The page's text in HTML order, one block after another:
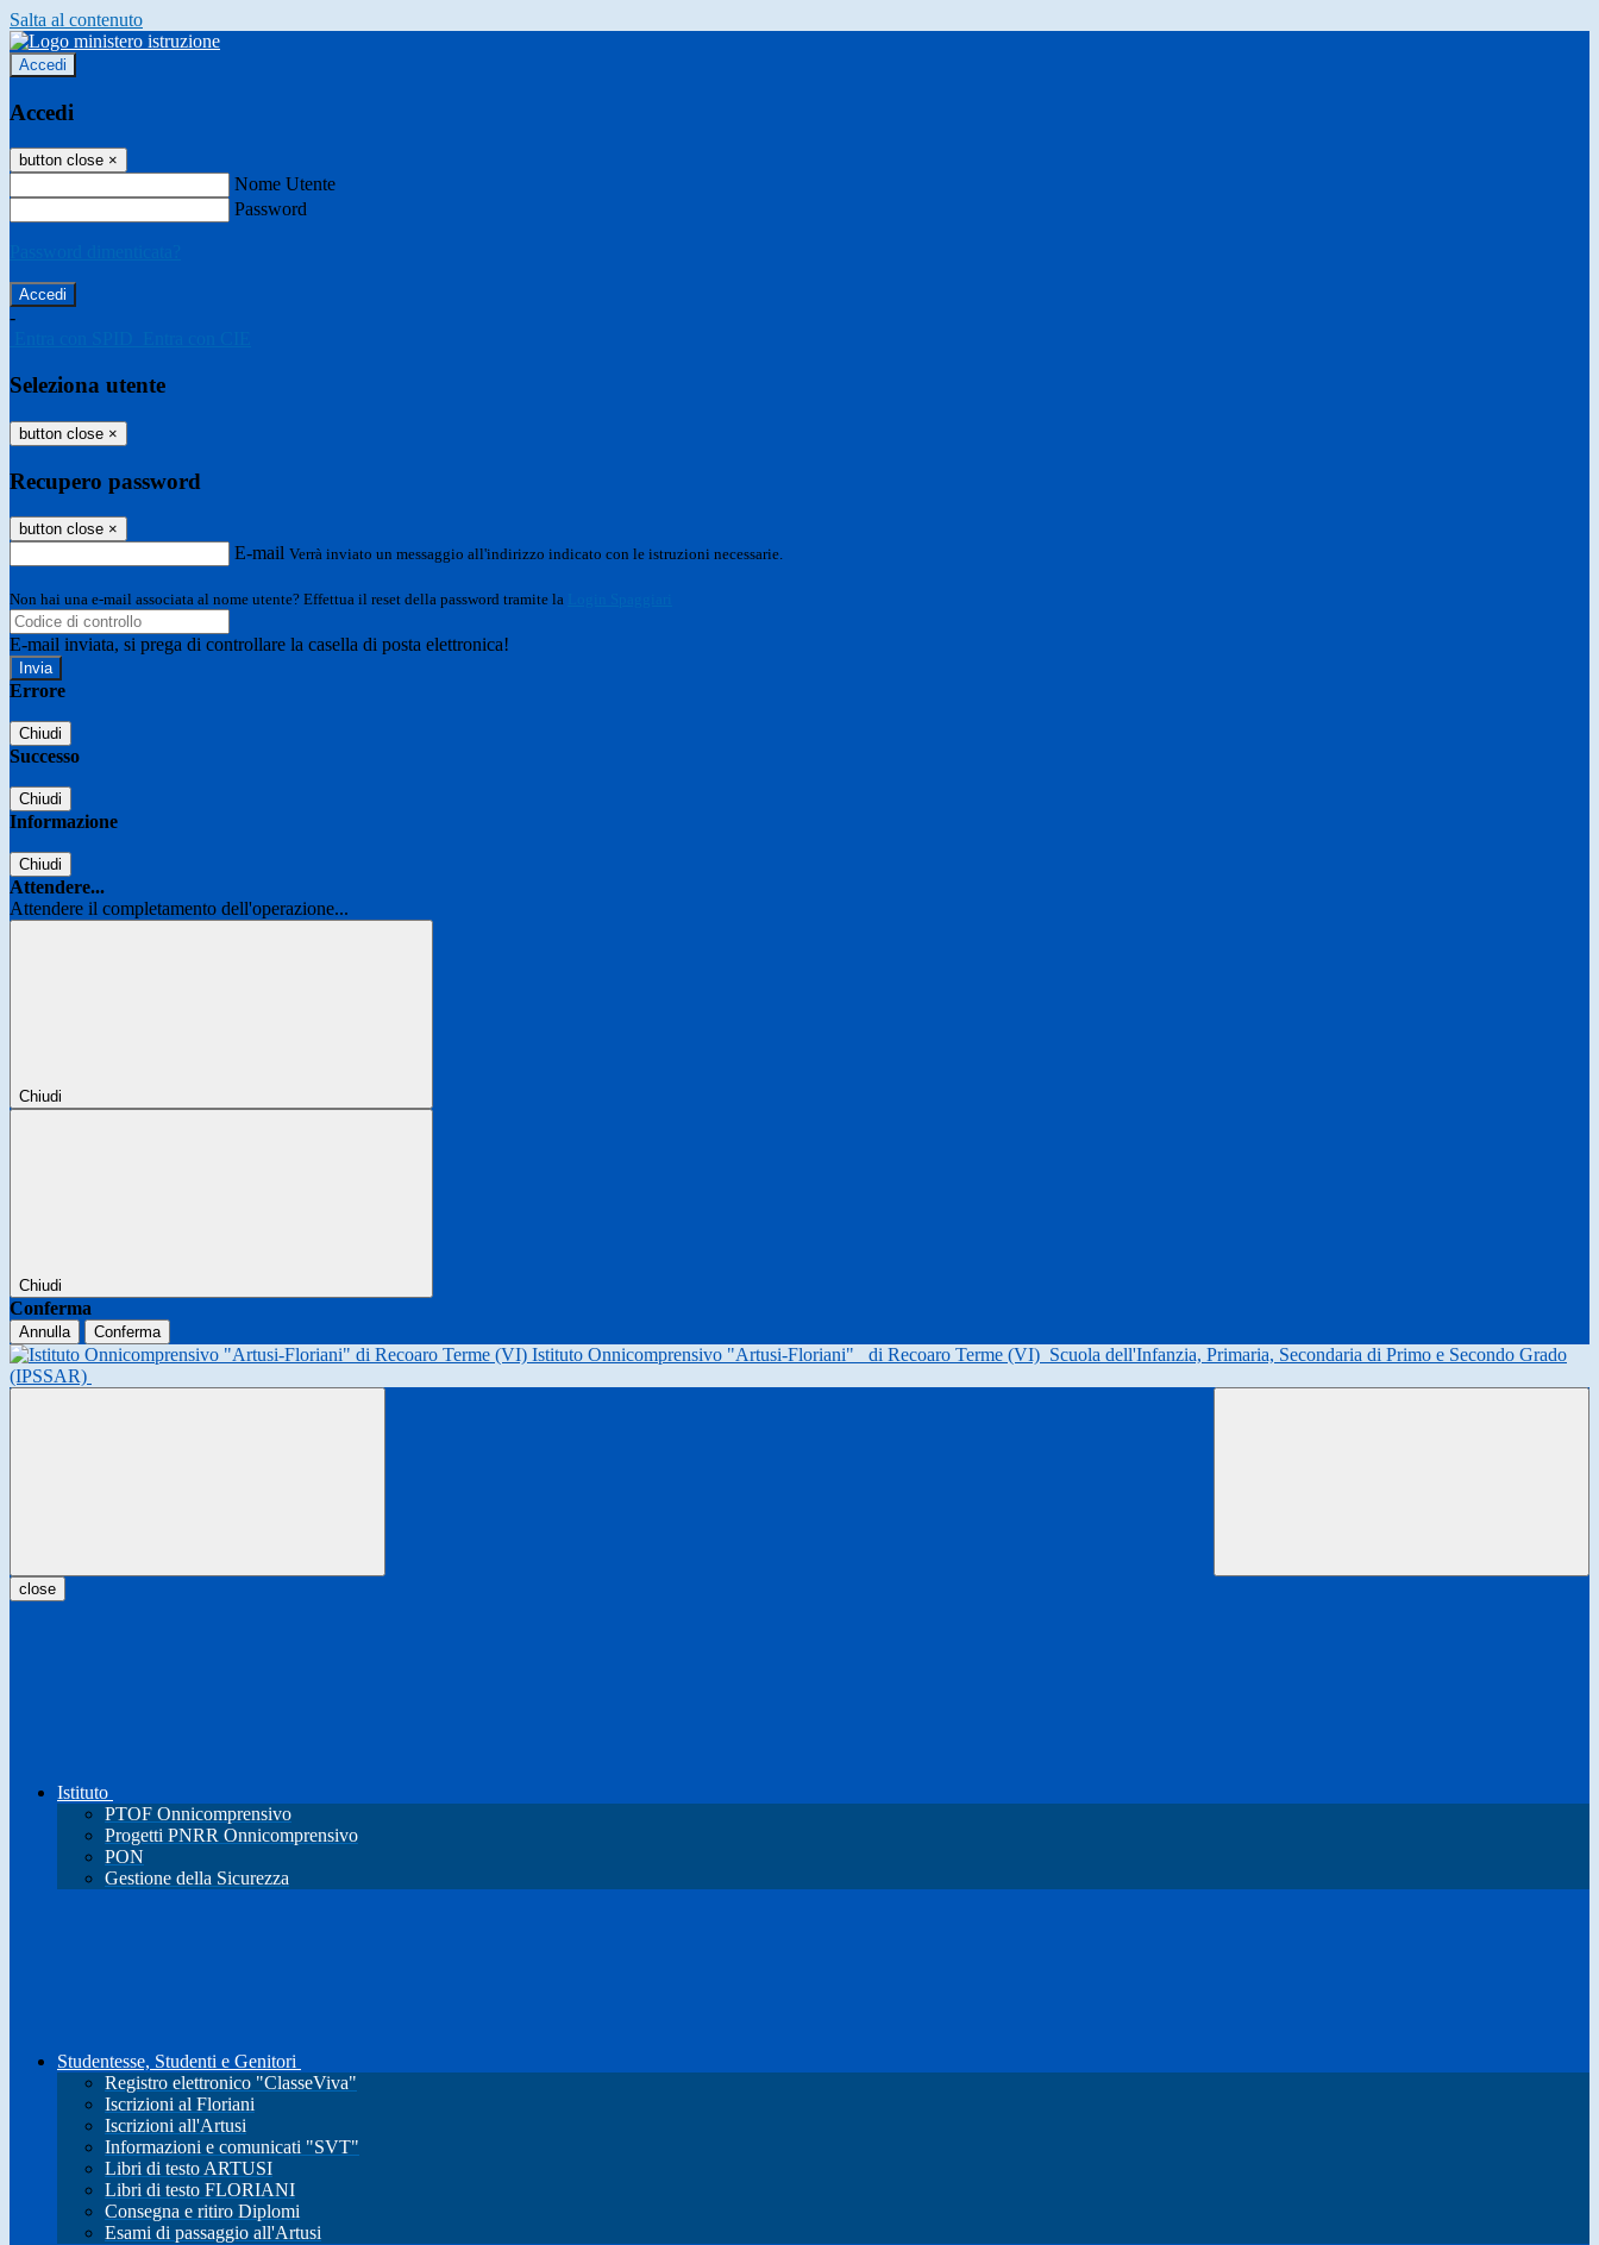
Salta al contenuto
Accedi
Accedi
button close ×
Nome Utente
Password
-
Seleziona utente
button close ×
Recupero password
button close ×
E-mail Verrà inviato un messaggio all'indirizzo indicato con le istruzioni necessarie.
Non hai una e-mail associata al nome utente? Effettua il reset della password tramite la
E-mail inviata, si prega di controllare la casella di posta elettronica!
Errore
Chiudi
Successo
Chiudi
Informazione
Chiudi
Attendere...
Attendere il completamento dell'operazione...
Chiudi
Chiudi
Conferma
Annulla Conferma
Istituto Onnicomprensivo "Artusi-Floriani" di Recoaro Terme (VI) Scuola dell'Infanzia, Primaria, Secondaria di Primo e Secondo Grado
(IPSSAR)
close
Istituto
PTOF Onnicomprensivo
Progetti PNRR Onnicomprensivo
PON
Gestione della Sicurezza
Studentesse, Studenti e Genitori
Registro elettronico "ClasseViva"
Iscrizioni al Floriani
Iscrizioni all'Artusi
Informazioni e comunicati "SVT"
Libri di testo ARTUSI
Libri di testo FLORIANI
Consegna e ritiro Diplomi
Esami di passaggio all'Artusi